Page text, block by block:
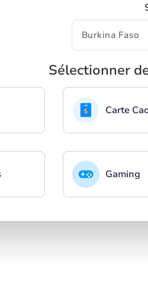
Sélectionner
Carte
Gaming